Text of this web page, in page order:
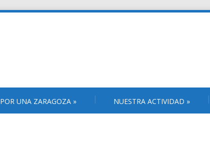
POR UNA ZARAGOZA » NUESTRA ACTIVIDAD »